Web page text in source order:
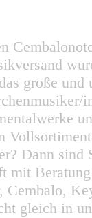
große
Dann
mit
gleich in